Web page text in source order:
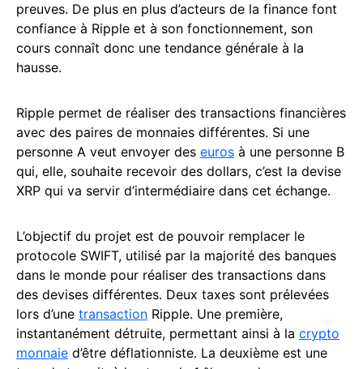
preuves. De plus en plus d’acteurs de la finance font
confiance à Ripple et à son fonctionnement, son
cours connaît donc une tendance générale à la
hausse.
Ripple permet de réaliser des transactions financières
avec des paires de monnaies différentes. Si une
personne A veut envoyer des euros à une personne B
qui, elle, souhaite recevoir des dollars, c’est la devise
XRP qui va servir d’intermédiaire dans cet échange.
L’objectif du projet est de pouvoir remplacer le
protocole SWIFT, utilisé par la majorité des banques
dans le monde pour réaliser des transactions dans
des devises différentes. Deux taxes sont prélevées
lors d’une transaction Ripple. Une première,
instantanément détruite, permettant ainsi à la crypto
monnaie d’être déflationniste. La deuxième est une